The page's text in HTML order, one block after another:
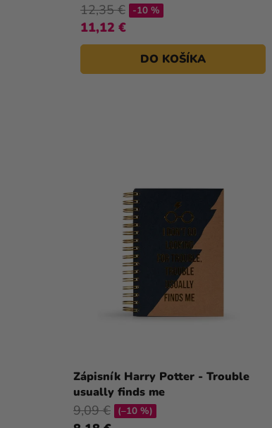
12,35 €
11,12 €
-10 %
DO KOŠÍKA
Zápisník Harry Potter - Trouble
usually finds me
9,09 € (–10 %)